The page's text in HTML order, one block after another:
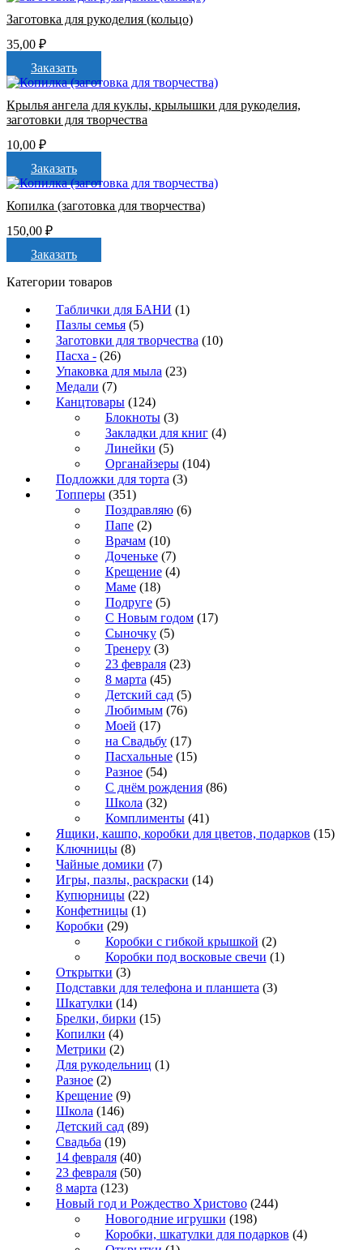
Заготовка для рукоделия (кольцо)
35,00 ₽
Заказать
Крылья ангела для куклы, крылышки для рукоделия,
заготовки для творчества
10,00 ₽
Заказать
Копилка (заготовка для творчества)
150,00 ₽
Заказать
Категории товаров
Таблички для БАНИ (1)
Пазлы семья (5)
Заготовки для творчества (10)
Пасха - (26)
Упаковка для мыла (23)
Медали (7)
Канцтовары (124)
Блокноты (3)
Закладки для книг (4)
Линейки (5)
Органайзеры (104)
Подложки для торта (3)
Топперы (351)
Поздравляю (6)
Папе (2)
Врачам (10)
Доченьке (7)
Крещение (4)
Маме (18)
Подруге (5)
С Новым годом (17)
Сыночку (5)
Тренеру (3)
23 февраля (23)
8 марта (45)
Детский сад (5)
Любимым (76)
Моей (17)
на Свадьбу (17)
Пасхальные (15)
Разное (54)
С днём рождения (86)
Школа (32)
Комплименты (41)
Ящики, кашпо, коробки для цветов, подарков (15)
Ключницы (8)
Чайные домики (7)
Игры, пазлы, раскраски (14)
Купюрницы (22)
Конфетницы (1)
Коробки (29)
Коробки с гибкой крышкой (2)
Коробки под восковые свечи (1)
Открытки (3)
Подставки для телефона и планшета (3)
Шкатулки (14)
Брелки, бирки (15)
Копилки (4)
Метрики (2)
Для рукодельниц (1)
Разное (2)
Крещение (9)
Школа (146)
Детский сад (89)
Свадьба (19)
14 февраля (40)
23 февраля (50)
8 марта (123)
Новый год и Рождество Христово (244)
Новогодние игрушки (198)
Коробки, шкатулки для подарков (4)